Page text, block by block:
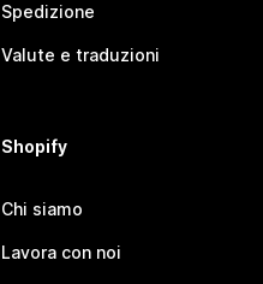
Spedizione
Valute e traduzioni
Shopify
Chi siamo
Lavora con noi